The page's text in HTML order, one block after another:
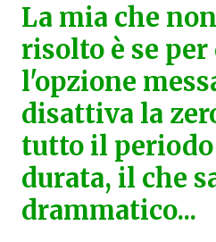
La mia che
risolto è se per
l'opzione
disattiva la
tutto il periodo
durata, il che
drammatico...